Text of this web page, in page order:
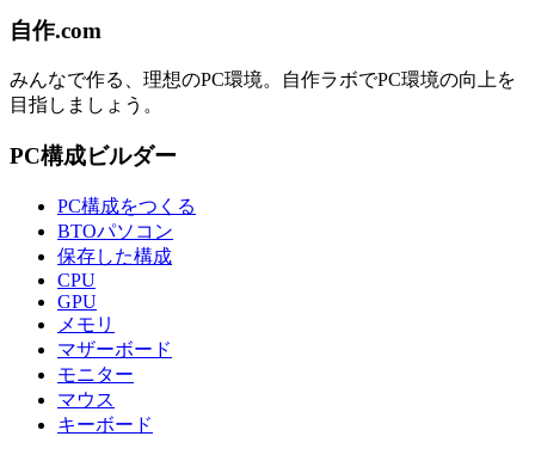
自作.com
みんなで作る、理想のPC環境。 自作ラボでPC環境の向上を
目指しましょう。
PC構成ビルダー
PC構成をつくる
BTOパソコン
保存した構成
CPU
GPU
メモリ
マザーボード
モニター
マウス
キーボード